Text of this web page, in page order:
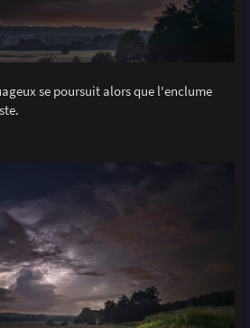
se poursuit alors que l'enclume